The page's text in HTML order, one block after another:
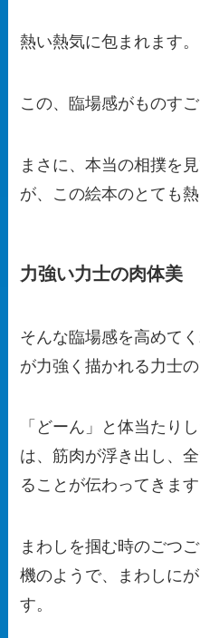
熱い熱気に包まれます。
この、臨場感がものすご
まさに、本当の相撲を
が、この絵本のとても熱
力強い力士の肉体美
そんな臨場感を高めて
が力強く描かれる力士
「どーん」と体当たり
は、筋肉が浮き出し、
ることが伝わってきます
まわしを掴む時のごつ
機のようで、まわしに
す。